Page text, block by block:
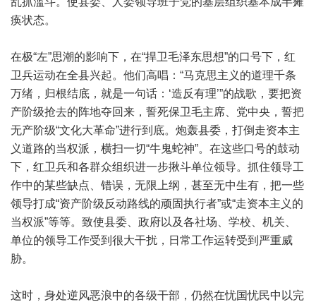
痪状态。
在极“左”思潮的影响下，在“捍卫毛泽东思想”的口号下，红
卫兵运动在全县兴起。他们高唱：“马克思主义的道理千条
万绪，归根结底，就是一句话：‘造反有理’”的战歌，要把资
产阶级抢去的阵地夺回来，誓死保卫毛主席、党中央，誓把
无产阶级“文化大革命”进行到底。炮轰县委，打倒走资本主
义道路的当权派，横扫一切“牛鬼蛇神”。在这些口号的鼓动
下，红卫兵和各群众组织进一步揪斗单位领导。抓住领导工
作中的某些缺点、错误，无限上纲，甚至无中生有，把一些
领导打成“资产阶级反动路线的顽固执行者”或“走资本主义的
当权派”等等。致使县委、政府以及各社场、学校、机关、
单位的领导工作受到很大干扰，日常工作运转受到严重威
胁。
这时，身处逆风恶浪中的各级干部，仍然在忧国忧民中以完